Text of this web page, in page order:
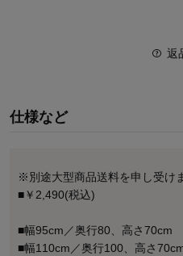
返
仕様など
※別途大型商品送料を申し受け
■￥2,490(税込)
■幅95cm／奥行80、高さ70cm
■幅110cm／奥行100、高さ